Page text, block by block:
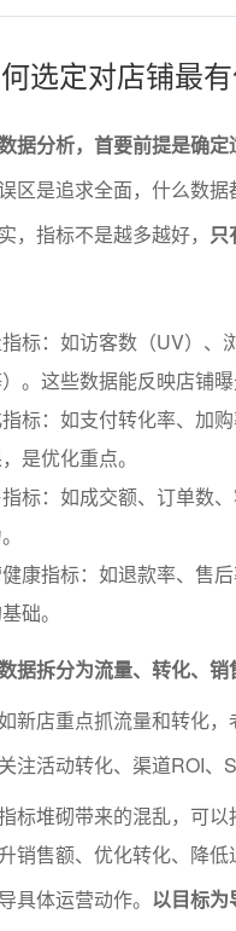
选定对店铺最
据分析，首要前提是确定
区是追求全面，什么数
，指标不是越多越好， 只
标：如访客数（UV）、
。这些数据能反映店铺曝
标：如支付转化率、加
是优化重点。
标：如成交额、订单数
康指标：如退款率、售
础。
据拆分为流量、转化、
新店重点抓流量和转化
注活动转化、渠道ROI、
标堆砌带来的混乱，可
升销售额、优化转化、降
具体运营动作。 以目标